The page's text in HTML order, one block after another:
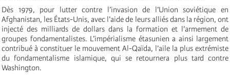
Dès 1979, pour lutter contre l’invasion de l’Union soviétique en
Afghanistan, les États-Unis, avec l’aide de leurs alliés dans la région, ont
injecté des milliards de dollars dans la formation et l’armement de
groupes fondamentalistes. L’impérialisme étasunien a ainsi largement
contribué à constituer le mouvement Al-Qaïda, l’aile la plus extrémiste
du fondamentalisme islamique, qui se retournera plus tard contre
Washington.